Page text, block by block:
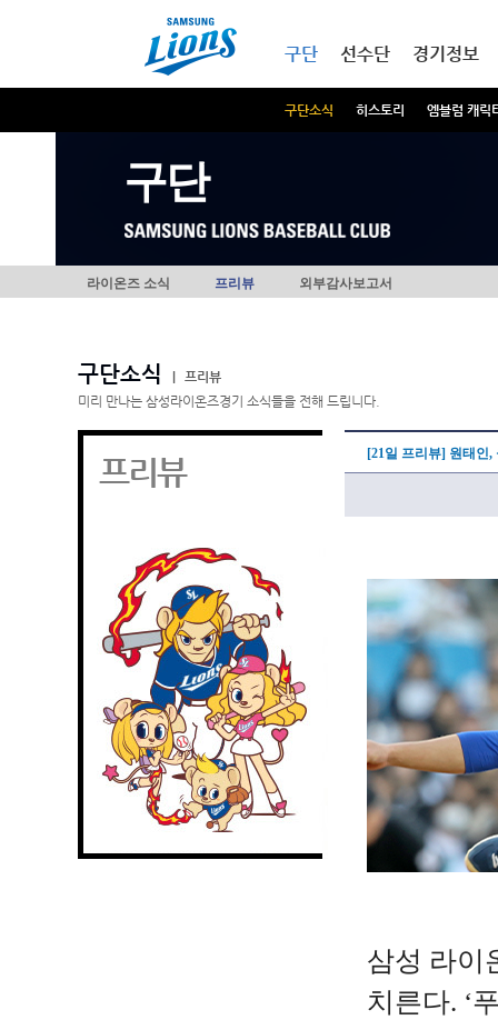
구단
구단소식 히스토리 엠블럼 캐릭
선수단 경기정보
구단
라이온즈 소식 프리뷰 외부감사보고서
구단소식
프리뷰
미리 만나는 삼성라이온즈경기 소식들을 전해 드립니다.
프리뷰 [21일 프리뷰] 원태인
삼성 라이
치른다. ‘